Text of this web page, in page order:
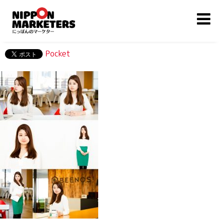
Pocket